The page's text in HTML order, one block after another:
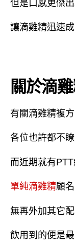
讓滴雞精迅速
關於滴
有關滴雞精複
各位也許都不
而近期就有
單純滴雞精顧
無再外加其它
飲用到的便是